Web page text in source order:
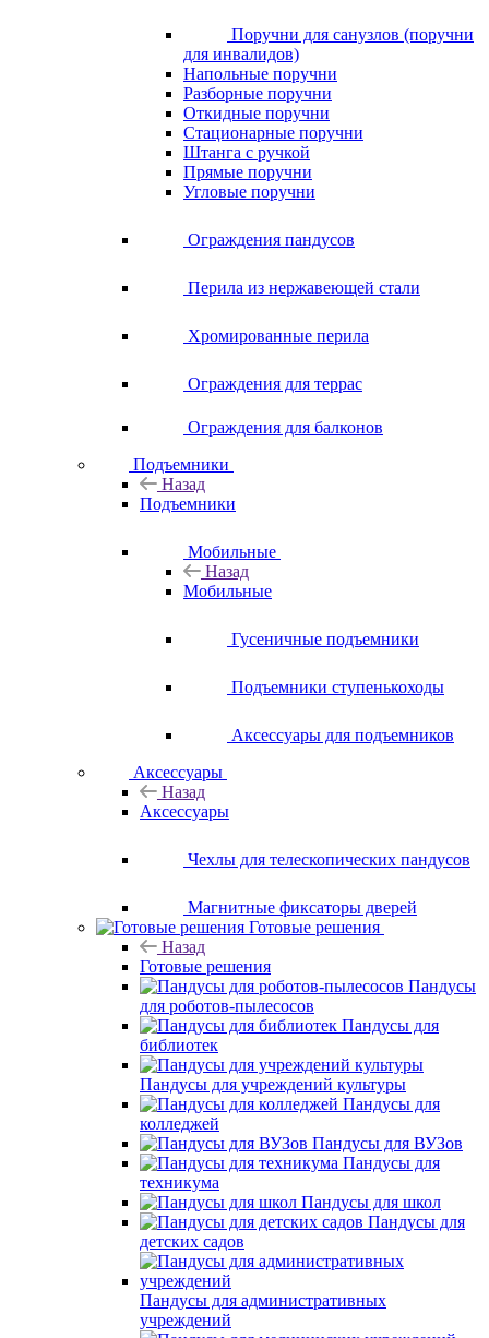
Поручни для санузлов (поручни
для инвалидов)
Напольные поручни
Разборные поручни
Откидные поручни
Стационарные поручни
Штанга с ручкой
Прямые поручни
Угловые поручни
Ограждения пандусов
Перила из нержавеющей стали
Хромированные перила
Ограждения для террас
Ограждения для балконов
Подъемники
Назад
Подъемники
Мобильные
Назад
Мобильные
Гусеничные подъемники
Подъемники ступенькоходы
Аксессуары для подъемников
Аксессуары
Назад
Аксессуары
Чехлы для телескопических пандусов
Магнитные фиксаторы дверей
Готовые решения
Назад
Готовые решения
Пандусы
для роботов-пылесосов
Пандусы для
библиотек
Пандусы для учреждений культуры
Пандусы для
колледжей
Пандусы для ВУЗов
Пандусы для
техникума
Пандусы для школ
Пандусы для
детских садов
Пандусы для административных
учреждений